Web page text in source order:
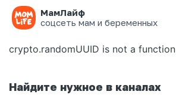
МамЛайф
соцсеть мам и беременных
Ошибка на странице
crypto.randomUUID is not a function
Найдите нужное в каналах